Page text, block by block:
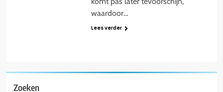
waardoor…
Lees verder
Zoeken